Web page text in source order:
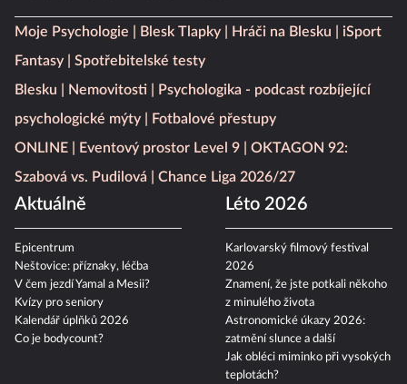
Moje Psychologie Blesk Tlapky Hráči na Blesku
iSport
Fantasy
Spotřebitelské testy
Blesku
Nemovitosti
Psychologika - podcast rozbíjející
psychologické mýty
Fotbalové přestupy
ONLINE
Eventový prostor Level 9
OKTAGON 92:
Szabová vs. Pudilová
Chance Liga 2026/27
Aktuálně
Epicentrum
Neštovice: příznaky, léčba
V čem jezdí Yamal a Mesii?
Kvízy pro seniory
Kalendář úplňků 2026
Co je bodycount?
Léto 2026
Karlovarský filmový festival
2026
Znamení, že jste potkali někoho
z minulého života
Astronomické úkazy 2026:
zatmění slunce a další
Jak obléci miminko při vysokých
teplotách?